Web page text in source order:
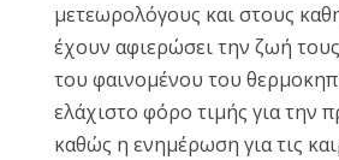
μετεωρολόγους και στους
έχουν αφιερώσει την ζωή
του φαινομένου του
ελάχιστο φόρο τιμής για την
καθώς η ενημέρωση για τις